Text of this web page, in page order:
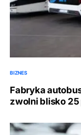
BIZNES
Fabryka
zwolni blisko 25